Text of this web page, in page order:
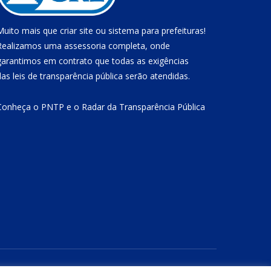
mais que criar site ou sistema para prefeituras!
uma assessoria completa, onde
em contrato que todas as exigências
leis de transparência pública serão atendidas.
o PNTP e o Radar da Transparência Pública